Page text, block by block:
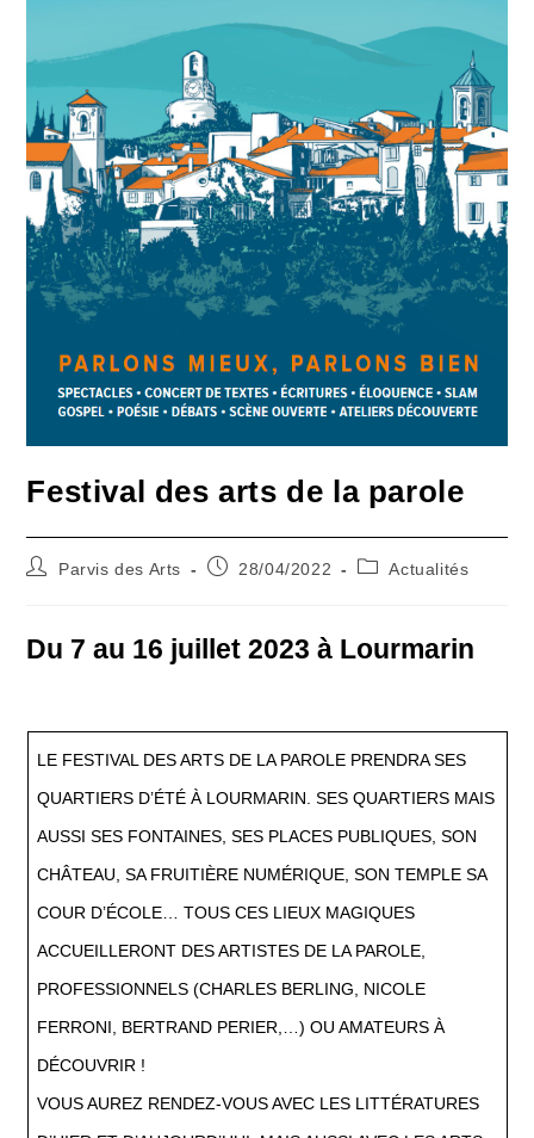
Festival des arts de la parole
Auteur/autrice
Parvis des Arts
Publication
28/04/2022
PostActualités
Du 7 au 16 juillet 2023 à Lourmarin
LE FESTIVAL DES ARTS DE LA PAROLE PRENDRA SES
QUARTIERS D’ÉTÉ À LOURMARIN. SES QUARTIERS MAIS
AUSSI SES FONTAINES, SES PLACES PUBLIQUES, SON
CHÂTEAU, SA FRUITIÈRE NUMÉRIQUE, SON TEMPLE SA
COUR D’ÉCOLE… TOUS CES LIEUX MAGIQUES
ACCUEILLERONT DES ARTISTES DE LA PAROLE,
PROFESSIONNELS (CHARLES BERLING, NICOLE
FERRONI, BERTRAND PERIER,…) OU AMATEURS À
DÉCOUVRIR !
VOUS AUREZ RENDEZ-VOUS AVEC LES LITTÉRATURES